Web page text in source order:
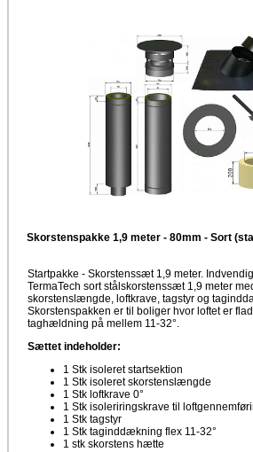
Skorstenspakke 1,9 meter - 80mm - Sort
Startpakke - Skorstenssæt 1,9 meter.
TermaTech sort stålskorstenssæt 1,9 meter
skorstenslængde, loftkrave, tagstyr og
Skorstenspakken er til boliger hvor loftet er
taghældning på mellem 11-32°.
Sættet indeholder:
1 Stk isoleret startsektion
1 Stk isoleret skorstenslængde
1 Stk loftkrave 0°
1 Stk isoleriringskrave til
1 Stk tagstyr
1 Stk taginddækning flex 11-32°
1 stk skorstens hætte